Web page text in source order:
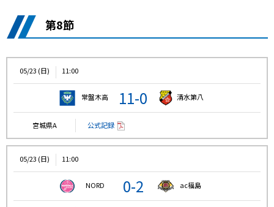
第8節
05/23 (日) 11:00
常盤木高 11-0 清水第八
宮城県A 公式記録
05/23 (日) 11:00
NORD 0-2 ac福島